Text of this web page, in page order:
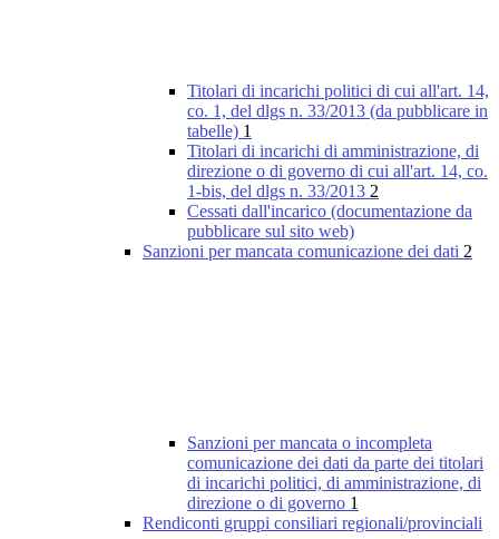
Titolari di incarichi politici di cui all'art. 14,
co. 1, del dlgs n. 33/2013 (da pubblicare in
tabelle) 1
Titolari di incarichi di amministrazione, di
direzione o di governo di cui all'art. 14, co.
1-bis, del dlgs n. 33/2013 2
Cessati dall'incarico (documentazione da
pubblicare sul sito web)
Sanzioni per mancata comunicazione dei dati 2
Sanzioni per mancata o incompleta
comunicazione dei dati da parte dei titolari
di incarichi politici, di amministrazione, di
direzione o di governo 1
Rendiconti gruppi consiliari regionali/provinciali